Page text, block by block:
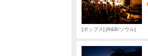
ポップス R&B/ソウル